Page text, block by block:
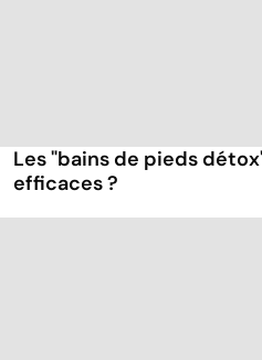
Les "bains de pieds
efficaces ?